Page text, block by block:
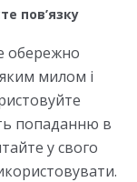
пов’язку
обережно
милом і
попаданню в
у свого